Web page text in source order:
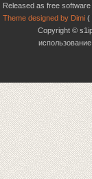
Released as free
Theme designed by Dimi (
Copyright ©